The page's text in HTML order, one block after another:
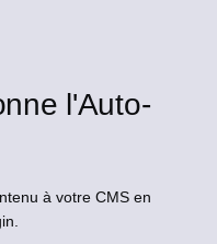
l'Auto-
à votre CMS en